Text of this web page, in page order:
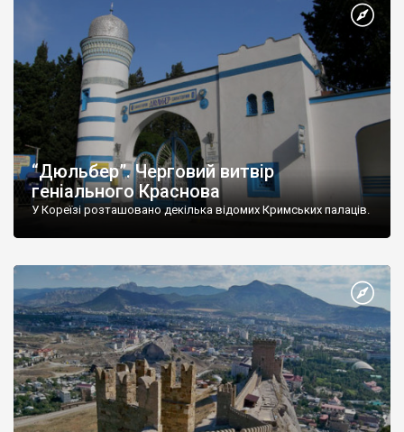
“Дюльбер”. Черговий витвір
геніального Краснова
У Кореїзі розташовано декілька відомих Кримських палаців.